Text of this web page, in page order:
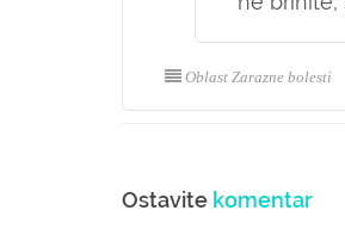
Oblast Zarazne bolesti
Ostavite komentar